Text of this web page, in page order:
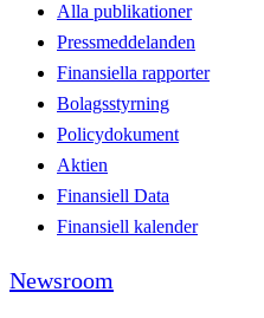
Alla publikationer
Pressmeddelanden
Finansiella rapporter
Bolagsstyrning
Policydokument
Aktien
Finansiell Data
Finansiell kalender
Newsroom